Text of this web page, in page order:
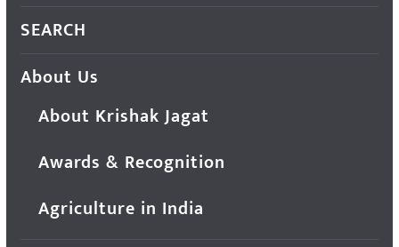
SEARCH
About Us
About Krishak Jagat
Awards & Recognition
Agriculture in India